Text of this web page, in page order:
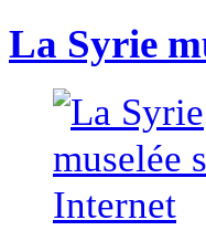
La Syrie